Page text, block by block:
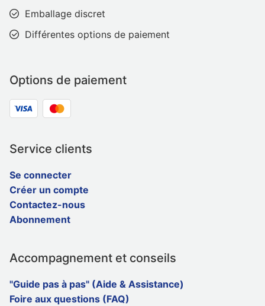
Emballage discret
Différentes options de paiement
Options de paiement
Service clients
Se connecter
Créer un compte
Contactez-nous
Abonnement
Accompagnement et conseils
"Guide pas à pas" (Aide & Assistance)
Foire aux questions (FAQ)